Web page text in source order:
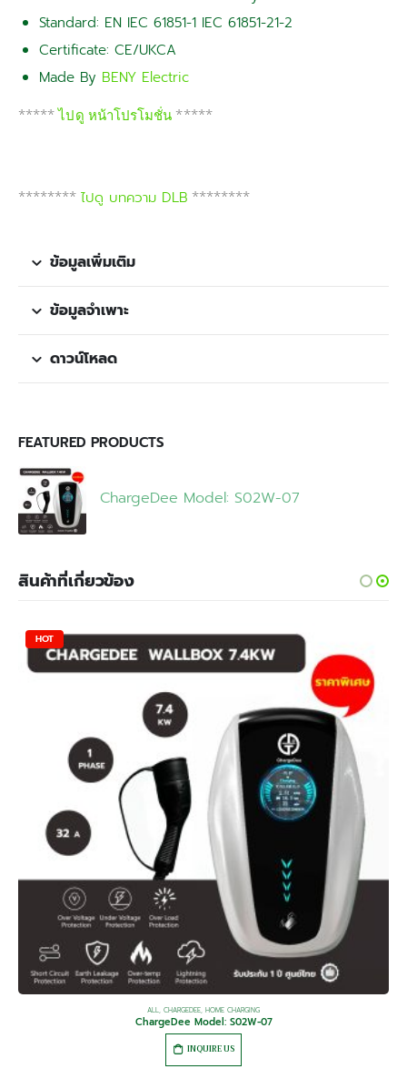
Standard: EN IEC 61851-1 IEC 61851-21-2
Certificate: CE/UKCA
Made By BENY Electric
*****ไปดู หน้าโปรโมชั่น *****
******** ไปดู บทความ DLB ********
ข้อมูลเพิ่มเติม
ข้อมูลจำเพาะ
ดาวน์โหลด
FEATURED PRODUCTS
ChargeDee Model: S02W-07
สินค้าที่เกี่ยวข้อง
BENY,HOME CHARGING,WORKPLACE CHARGING
BENY Smart 22kW Tethered Type 2
฿52,000.00
INQUIRE US